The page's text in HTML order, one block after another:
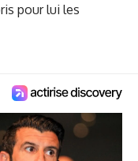
pour lui les